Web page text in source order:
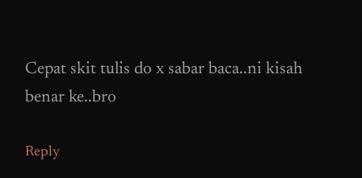
Cepat skit tulis do x sabar baca..ni kisah
benar ke..bro
Reply